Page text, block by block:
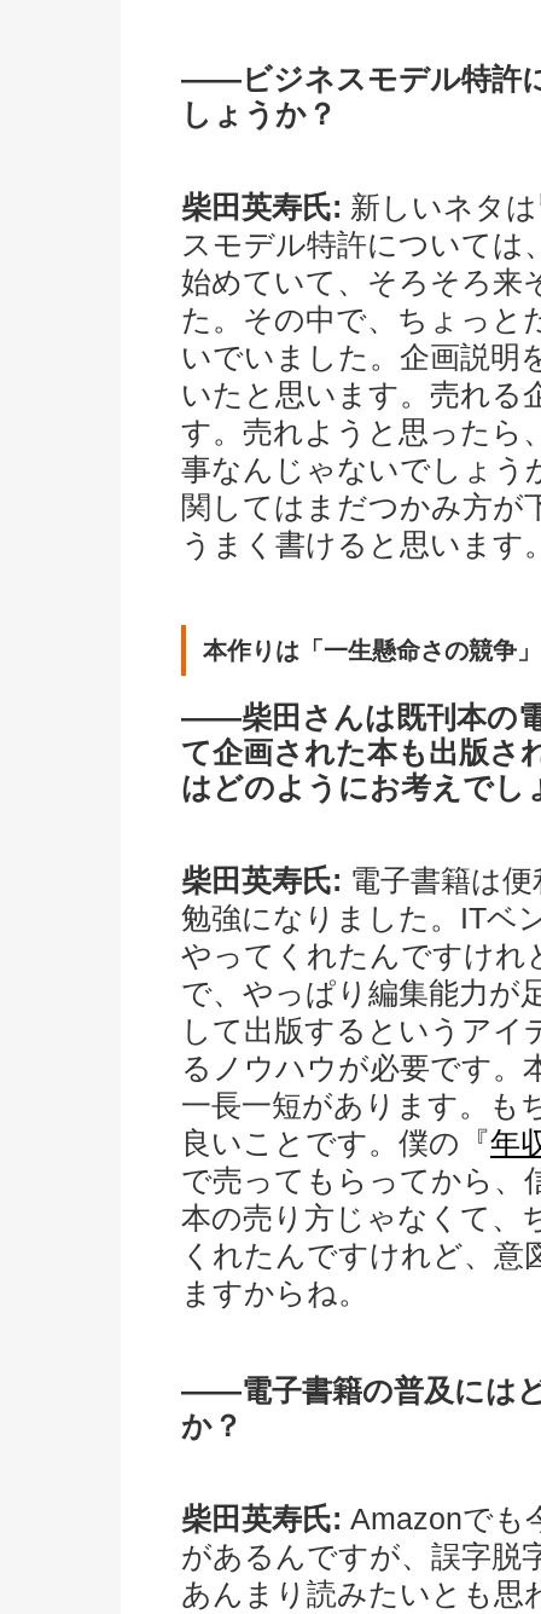
――ビジネスモデル特許
しょうか？
柴田英寿氏: 新しいネタ
スモデル特許については
始めていて、そろそろ来
た。その中で、ちょっと
いでいました。企画説明
いたと思います。売れる
す。売れようと思ったら
事なんじゃないでしょう
関してはまだつかみ方が
うまく書けると思います
本作りは「一生懸命さの競争」
――柴田さんは既刊本の
て企画された本も出版さ
はどのようにお考えでし
柴田英寿氏: 電子書籍は
勉強になりました。ITベ
やってくれたんですけれ
で、やっぱり編集能力が
して出版するというアイ
るノウハウが必要です。
一長一短があります。も
良いことです。僕の『年
で売ってもらってから、
本の売り方じゃなくて、
くれたんですけれど、
ますからね。
――電子書籍の普及には
か？
柴田英寿氏: Amazonでも
があるんですが、誤字脱
あんまり読みたいとも思